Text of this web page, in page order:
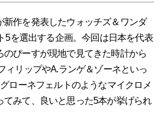
新作を発表したウォッチズ＆ワンダ
5を選出する企画。今回は日本を代表
のぴーすが現地で見てきた時計から
ィリップやA.ランゲ＆ゾーネといっ
ローネフェルトのようなマイクロメ
てみて、良いと思った5本が挙げられ